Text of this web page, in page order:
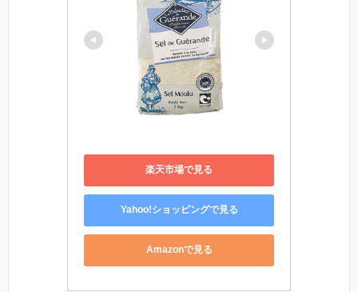
楽天市場で見る
Yahoo!ショッピングで見る
Amazonで見る